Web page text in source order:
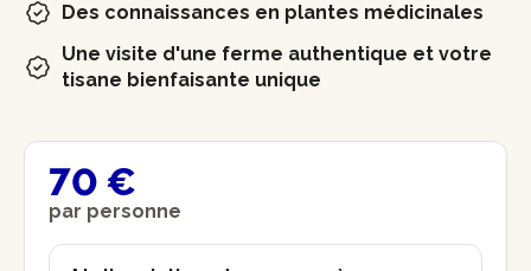
Des connaissances en plantes médicinales
Une visite d'une ferme authentique et votre
tisane bienfaisante unique
70 €
par personne